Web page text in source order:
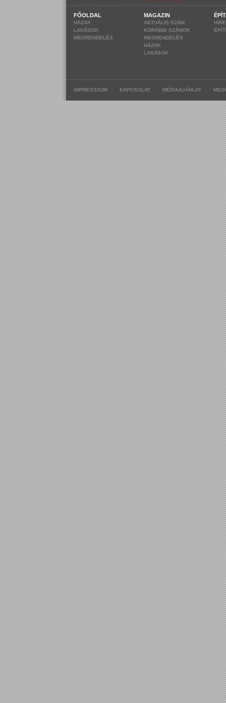
FŐOLDAL
HÁZAK
LAKÁSOK
MEGRENDELÉS
MAGAZIN
AKTUÁLIS SZÁM
KORÁBBI SZÁMOK
MEGRENDELÉS
HÁZAK
LAKÁSOK
IMPRESSZUM KAPCSOLAT MÉDIAAJÁNLAT